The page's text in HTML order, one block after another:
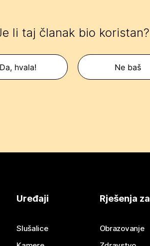
li taj članak bio koristan?
Da, hvala! Ne baš
Uređaji
Slušalice
Rješenja za
Obrazovanje